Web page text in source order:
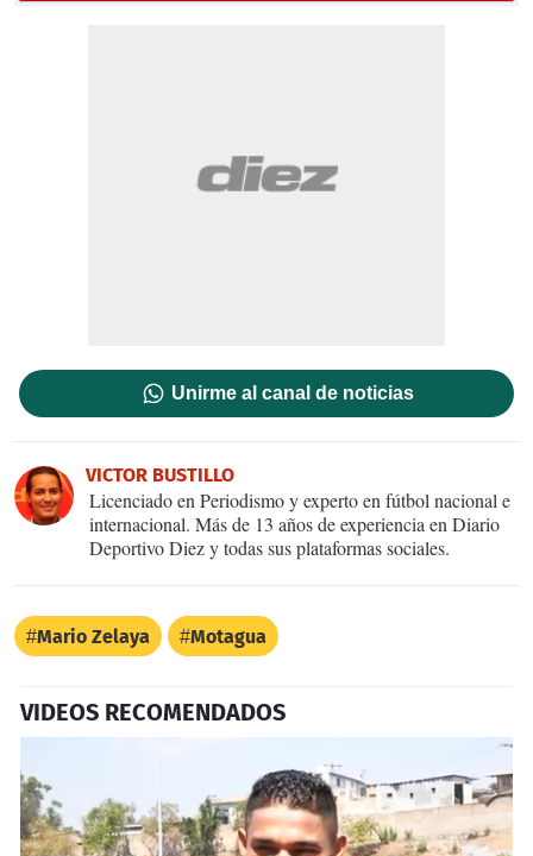
Unirme al canal de noticias
VICTOR BUSTILLO
Licenciado en Periodismo y experto en fútbol nacional e
internacional. Más de 13 años de experiencia en Diario
Deportivo Diez y todas sus plataformas sociales.
Mario Zelaya Motagua
VIDEOS RECOMENDADOS